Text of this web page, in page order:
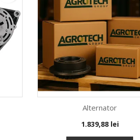
Vizualizare rapida
Alternator
Pret
1.839,88 lei